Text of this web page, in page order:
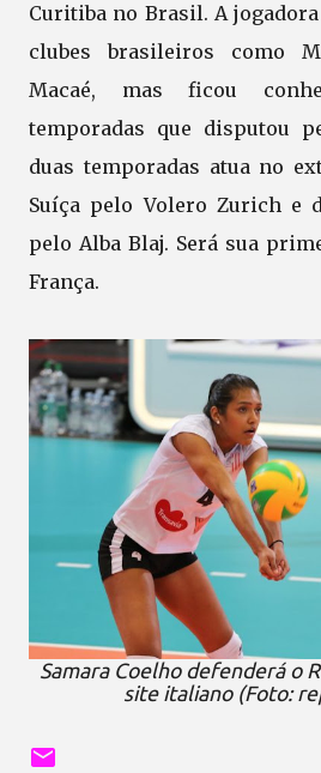
Curitiba no Brasil. A
clubes brasileiros como
Macaé, mas ficou
temporadas que disputou
duas temporadas atua no
Suíça pelo Volero Zurich e
pelo Alba Blaj. Será sua
França.
Samara Coelho defenderá o
site italiano (Foto: